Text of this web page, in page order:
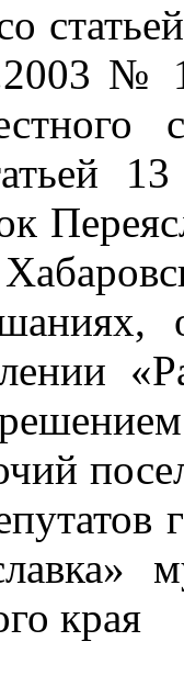
13
края